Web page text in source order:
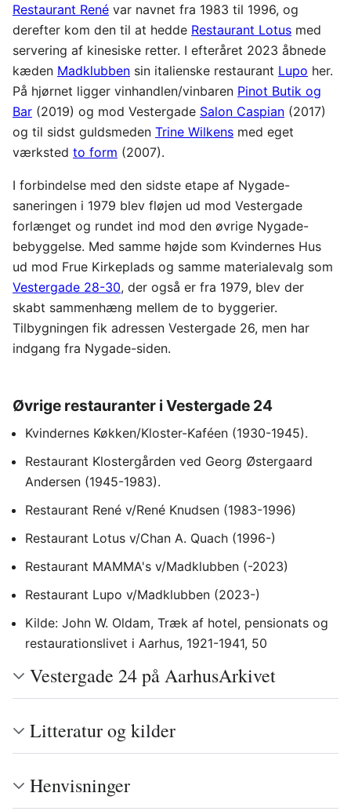
Restaurant René var navnet fra 1983 til 1996, og
derefter kom den til at hedde Restaurant Lotus med
servering af kinesiske retter. I efteråret 2023 åbnede
kæden Madklubben sin italienske restaurant Lupo her.
På hjørnet ligger vinhandlen/vinbaren Pinot Butik og
Bar (2019) og mod Vestergade Salon Caspian (2017)
og til sidst guldsmeden Trine Wilkens med eget
værksted to form (2007).
I forbindelse med den sidste etape af Nygade-
saneringen i 1979 blev fløjen ud mod Vestergade
forlænget og rundet ind mod den øvrige Nygade-
bebyggelse. Med samme højde som Kvindernes Hus
ud mod Frue Kirkeplads og samme materialevalg som
Vestergade 28-30, der også er fra 1979, blev der
skabt sammenhæng mellem de to byggerier.
Tilbygningen fik adressen Vestergade 26, men har
indgang fra Nygade-siden.
Øvrige restauranter i Vestergade 24
Kvindernes Køkken/Kloster-Kaféen (1930-1945).
Restaurant Klostergården ved Georg Østergaard
Andersen (1945-1983).
Restaurant René v/René Knudsen (1983-1996)
Restaurant Lotus v/Chan A. Quach (1996-)
Restaurant MAMMA's v/Madklubben (-2023)
Restaurant Lupo v/Madklubben (2023-)
Kilde: John W. Oldam, Træk af hotel, pensionats og
restaurationslivet i Aarhus, 1921-1941, 50
Vestergade 24 på AarhusArkivet
Litteratur og kilder
Henvisninger